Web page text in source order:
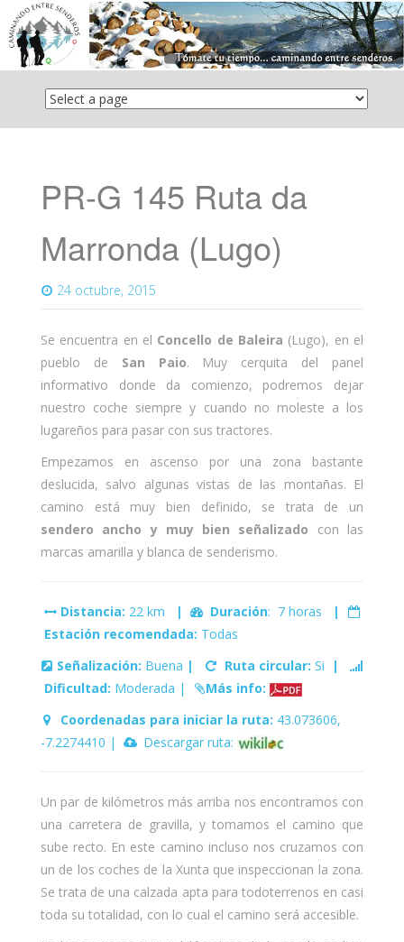
Saltar
contenido
PR-G 145 Ruta da
Marronda (Lugo)
24 octubre, 2015
Se encuentra en el Concello de Baleira (Lugo), en el
pueblo de San Paio. Muy cerquita del panel
informativo donde da comienzo, podremos dejar
nuestro coche siempre y cuando no moleste a los
lugareños para pasar con sus tractores.
Empezamos en ascenso por una zona bastante
deslucida, salvo algunas vistas de las montañas. El
camino está muy bien definido, se trata de un
sendero ancho y muy bien señalizado con las
marcas amarilla y blanca de senderismo.
Distancia: 22 km | Duración: 7 horas
|
Estación recomendada: Todas
Señalización: Buena | Ruta circular: Si
|
Dificultad: Moderada |
Más info:
Coordenadas para iniciar la ruta: 43.073606,
-7.2274410 |
Descargar ruta:
Un par de kilómetros más arriba nos encontramos con
una carretera de gravilla, y tomamos el camino que
sube recto. En este camino incluso nos cruzamos con
un de los coches de la Xunta que inspeccionan la zona.
Se trata de una calzada apta para todoterrenos en casi
toda su totalidad, con lo cual el camino será accesible.